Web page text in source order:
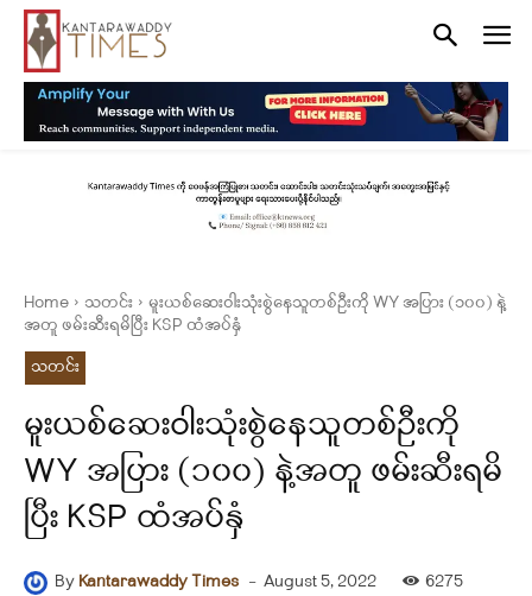
Home သတင်း
မူးယစ်ဆေးဝါးသုံးစွဲနေသူတစ်ဦးကို WY အပြား (၁၀၀) နဲ့
အတူ ဖမ်းဆီးရမိပြီး KSP ထံအပ်နှံ
သတင်း
မူးယစ်ဆေးဝါးသုံးစွဲနေသူတစ်ဦးကို
WY အပြား (၁၀၀) နဲ့အတူ ဖမ်းဆီးရမိ
ပြီး KSP ထံအပ်နှံ
By Kantarawaddy Times - August 5, 2022 6275